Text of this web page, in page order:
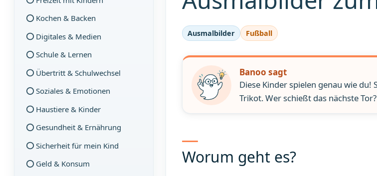
Kochen & Backen
Digitales & Medien
Schule & Lernen
Übertritt & Schulwechsel
Soziales & Emotionen
Haustiere & Kinder
Gesundheit & Ernährung
Sicherheit für mein Kind
Geld & Konsum
Ausmalbilder Fußball
Banoo sagt
Diese Kinder spielen genau wie du!
Trikot. Wer schießt das nächste Tor?
Worum geht es?